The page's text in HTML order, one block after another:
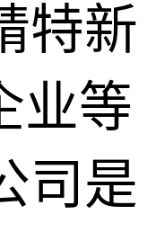
特新
业等
司是